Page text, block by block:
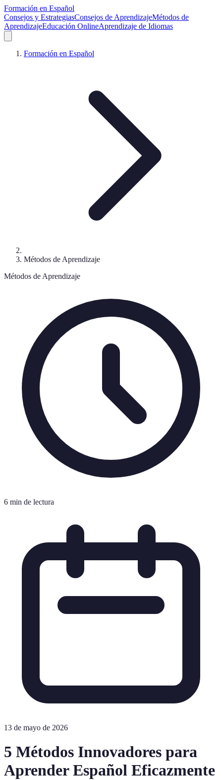
Formación en Español
Consejos y EstrategiasConsejos de AprendizajeMétodos de
AprendizajeEducación OnlineAprendizaje de Idiomas
Formación en Español
Métodos de Aprendizaje
Métodos de Aprendizaje
6 min de lectura
13 de mayo de 2026
5 Métodos Innovadores para
Aprender Español Eficazmente